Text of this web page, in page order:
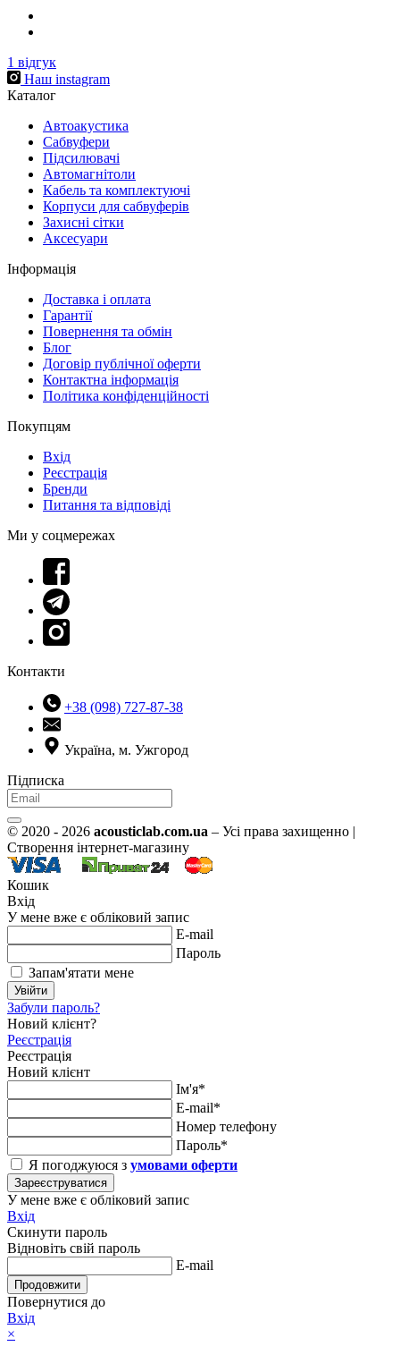
1 відгук
Наш instagram
Каталог
Автоакустика
Cабвуфери
Підсилювачі
Автомагнітоли
Кабель та комплектуючі
Корпуси для сабвуферів
Захисні сітки
Аксесуари
Інформація
Доставка і оплата
Гарантії
Повернення та обмін
Блог
Договір публічної оферти
Контактна інформація
Політика конфіденційності
Покупцям
Вхід
Реєстрація
Бренди
Питання та відповіді
Ми у соцмережах
Контакти
+38 (098) 727-87-38
Україна, м. Ужгород
Підписка
© 2020 - 2026 acousticlab.com.ua – Усі права захищенно |
Створення інтернет-магазину
Кошик
Вхід
У мене вже є обліковий запис
E-mail
Пароль
Запам'ятати мене
Увійти
Забули пароль?
Новий клієнт?
Реєстрація
Реєстрація
Новий клієнт
Ім'я*
E-mail*
Номер телефону
Пароль*
Я погоджуюся з умовами оферти
Зареєструватися
У мене вже є обліковий запис
Вхід
Скинути пароль
Відновіть свій пароль
E-mail
Продовжити
Повернутися до
Вхід
×